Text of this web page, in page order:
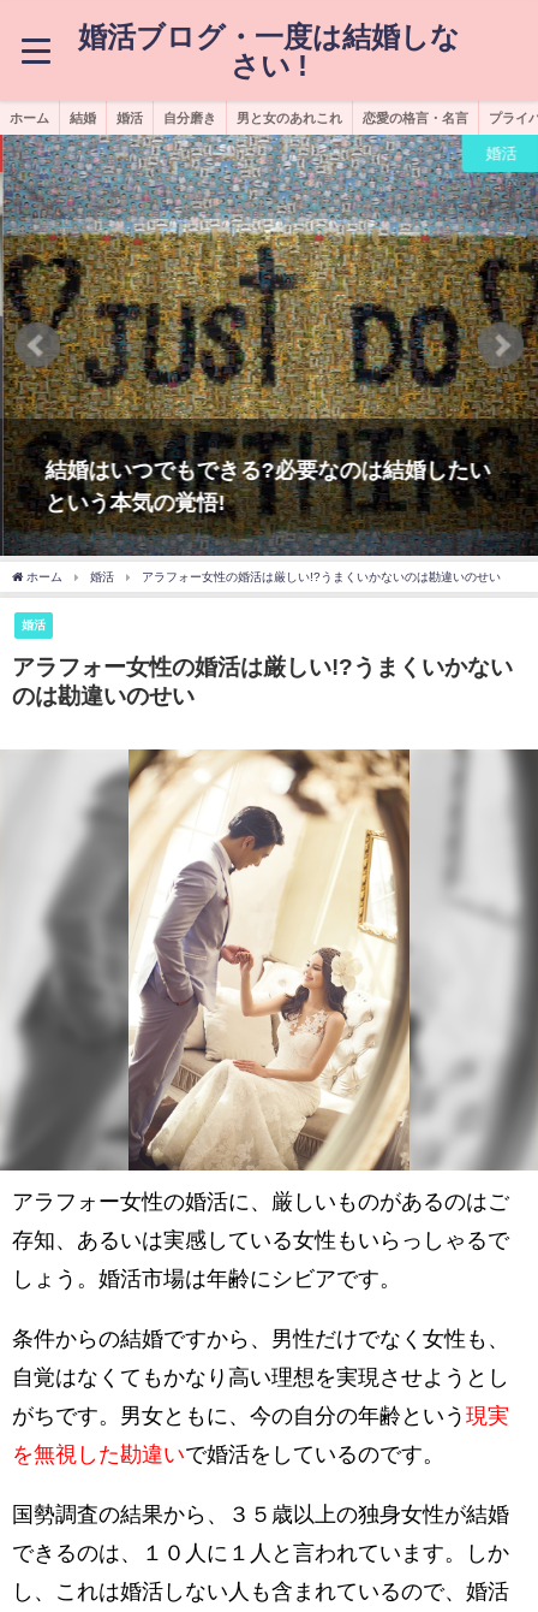
婚活ブログ・一度は結婚しな
さい !
ホーム 結婚 婚活 自分磨き 男と女のあれこれ 恋愛の格言・名言 プライ
婚活
結婚はいつでもできる?必要なのは結婚したい
という本気の覚悟!
ホーム 婚活 アラフォー女性の婚活は厳しい!?うまくいかないのは勘違いのせい
婚活
アラフォー女性の婚活は厳しい!?うまくいかない
のは勘違いのせい
アラフォー女性の婚活に、厳しいものがあるのはご
存知、あるいは実感している女性もいらっしゃるで
しょう。婚活市場は年齢にシビアです。
条件からの結婚ですから、男性だけでなく女性も、
自覚はなくてもかなり高い理想を実現させようとし
がちです。男女ともに、今の自分の年齢という 現実
を無視した勘違いで婚活をしているのです。
国勢調査の結果から、３５歳以上の独身女性が結婚
できるのは、１０人に１人と言われています。しか
し、これは婚活しない人も含まれているので、婚活